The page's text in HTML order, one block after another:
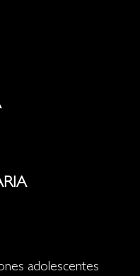
adolescentes